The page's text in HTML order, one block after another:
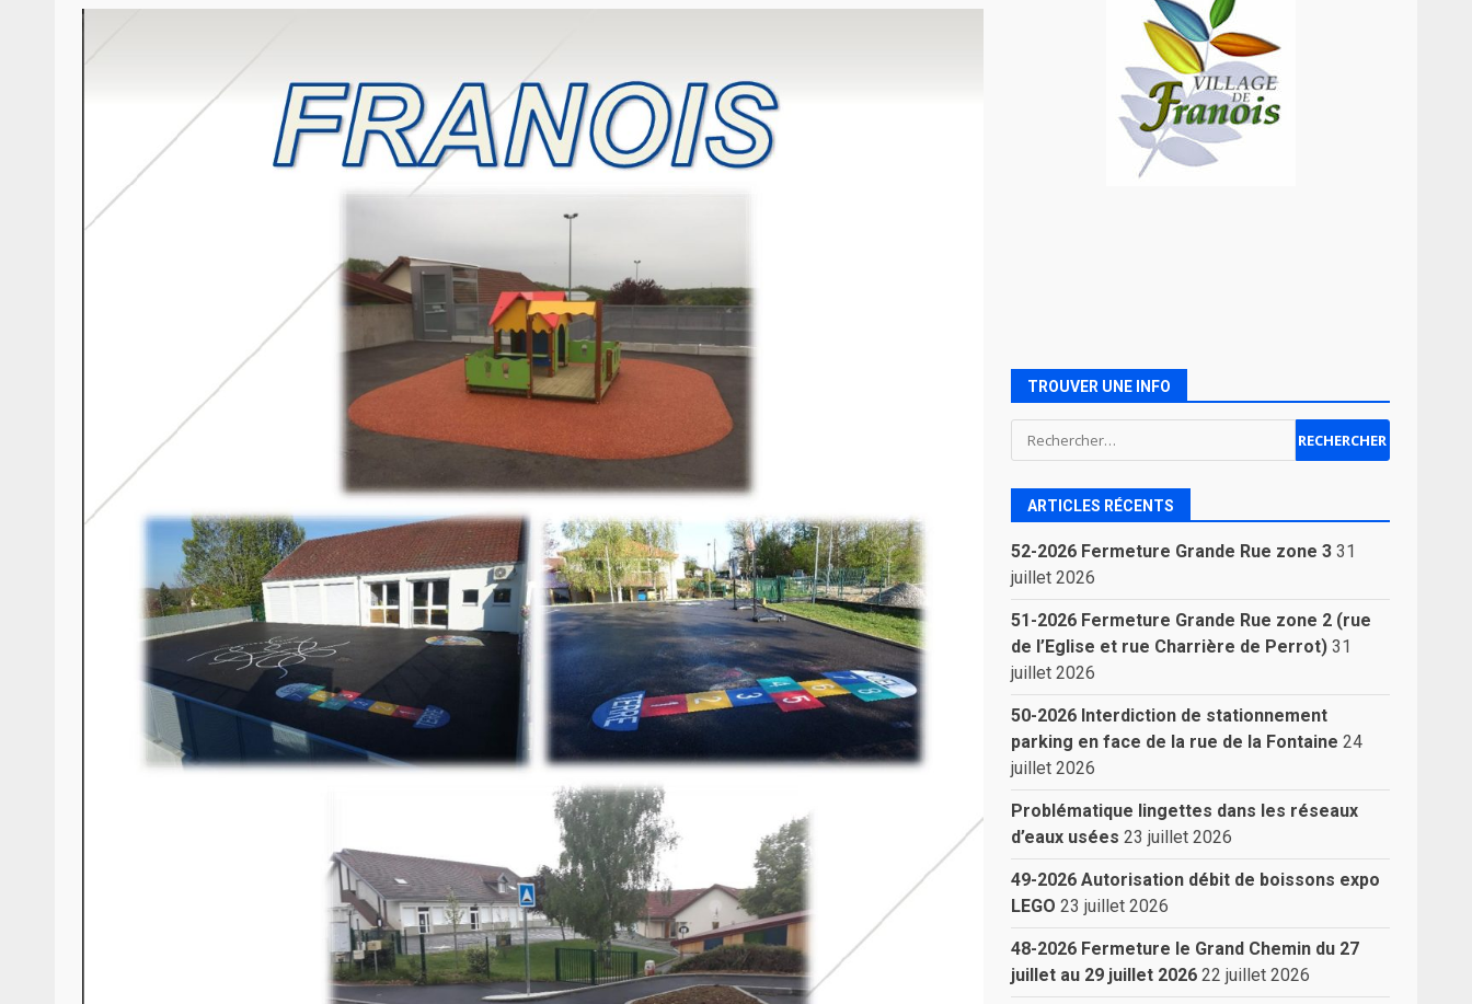
TROUVER UNE INFO
Rechercher :
ARTICLES RÉCENTS
52-2026 Fermeture Grande Rue zone 3 31
juillet 2026
51-2026 Fermeture Grande Rue zone 2 (rue
de l’Eglise et rue Charrière de Perrot) 31
juillet 2026
50-2026 Interdiction de stationnement
parking en face de la rue de la Fontaine 24
juillet 2026
Problématique lingettes dans les réseaux
d’eaux usées 23 juillet 2026
49-2026 Autorisation débit de boissons expo
LEGO 23 juillet 2026
48-2026 Fermeture le Grand Chemin du 27
juillet au 29 juillet 2026 22 juillet 2026